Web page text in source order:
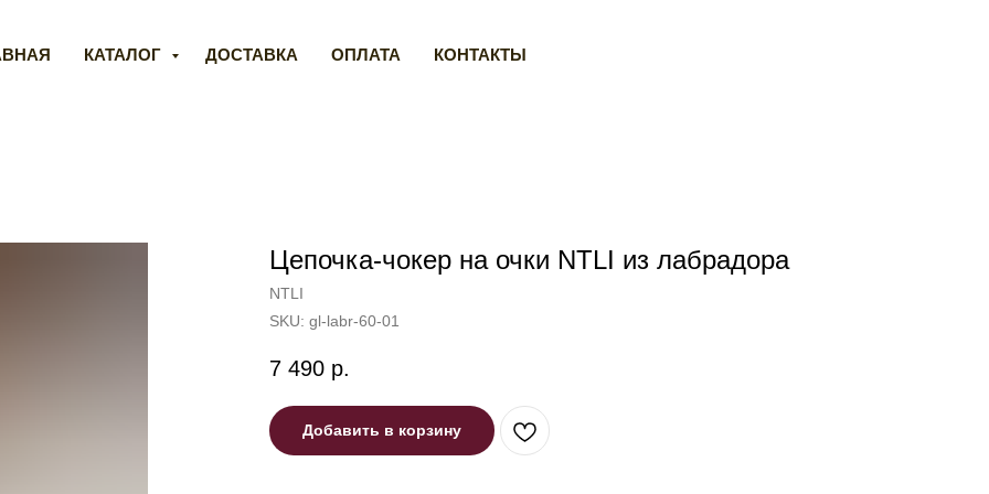
КАТАЛОГ ДОСТАВКА ОПЛАТА КОНТАКТЫ
Цепочка-чокер на очки NTLI из лабрадора
NTLI
SKU: gl-labr-60-01
7 490 р.
Добавить в корзину